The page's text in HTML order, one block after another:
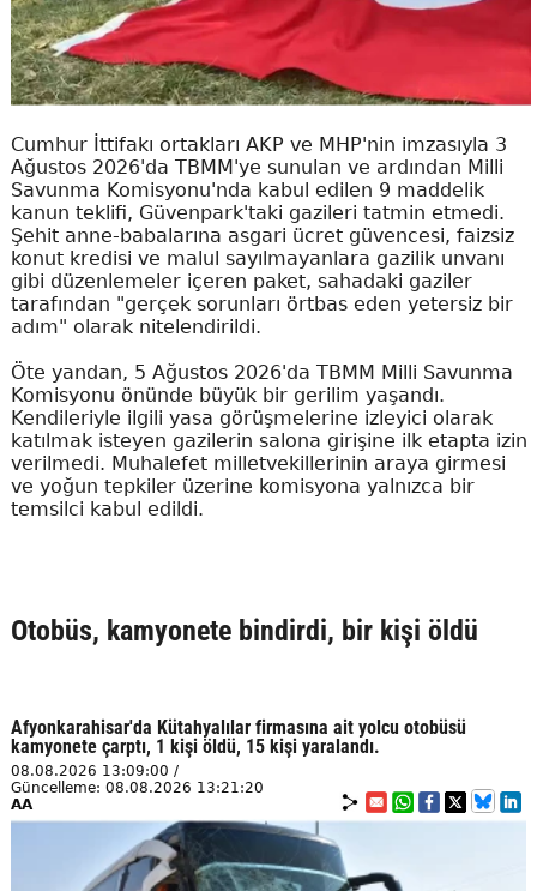
Cumhur İttifakı ortakları AKP ve MHP'nin imzasıyla 3
Ağustos 2026'da TBMM'ye sunulan ve ardından Milli
Savunma Komisyonu'nda kabul edilen 9 maddelik
kanun teklifi, Güvenpark'taki gazileri tatmin etmedi.
Şehit anne-babalarına asgari ücret güvencesi, faizsiz
konut kredisi ve malul sayılmayanlara gazilik unvanı
gibi düzenlemeler içeren paket, sahadaki gaziler
tarafından "gerçek sorunları örtbas eden yetersiz bir
adım" olarak nitelendirildi.
Öte yandan, 5 Ağustos 2026'da TBMM Milli Savunma
Komisyonu önünde büyük bir gerilim yaşandı.
Kendileriyle ilgili yasa görüşmelerine izleyici olarak
katılmak isteyen gazilerin salona girişine ilk etapta izin
verilmedi. Muhalefet milletvekillerinin araya girmesi
ve yoğun tepkiler üzerine komisyona yalnızca bir
temsilci kabul edildi.
Otobüs, kamyonete bindirdi, bir kişi öldü
Afyonkarahisar'da Kütahyalılar firmasına ait yolcu otobüsü
kamyonete çarptı, 1 kişi öldü, 15 kişi yaralandı.
08.08.2026 13:09:00 /
Güncelleme: 08.08.2026 13:21:20
AA